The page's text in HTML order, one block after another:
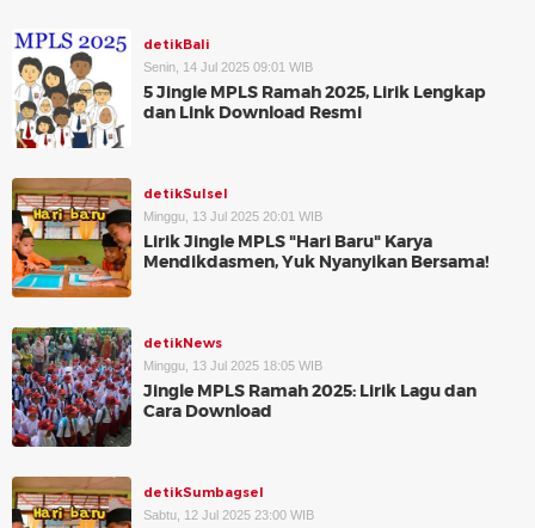
detikBali
Senin, 14 Jul 2025 09:01 WIB
5 Jingle MPLS Ramah 2025, Lirik Lengkap
dan Link Download Resmi
detikSulsel
Minggu, 13 Jul 2025 20:01 WIB
Lirik Jingle MPLS "Hari Baru" Karya
Mendikdasmen, Yuk Nyanyikan Bersama!
detikNews
Minggu, 13 Jul 2025 18:05 WIB
Jingle MPLS Ramah 2025: Lirik Lagu dan
Cara Download
detikSumbagsel
Sabtu, 12 Jul 2025 23:00 WIB